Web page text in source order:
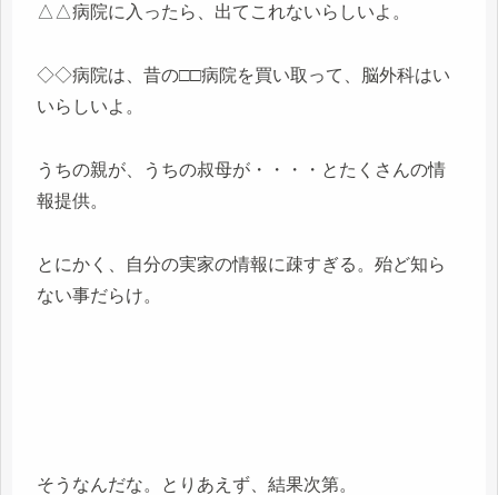
△△病院に入ったら、出てこれないらしいよ。
◇◇病院は、昔の□□病院を買い取って、脳外科はい
いらしいよ。
うちの親が、うちの叔母が・・・・とたくさんの情
報提供。
とにかく、自分の実家の情報に疎すぎる。殆ど知ら
ない事だらけ。
そうなんだな。とりあえず、結果次第。